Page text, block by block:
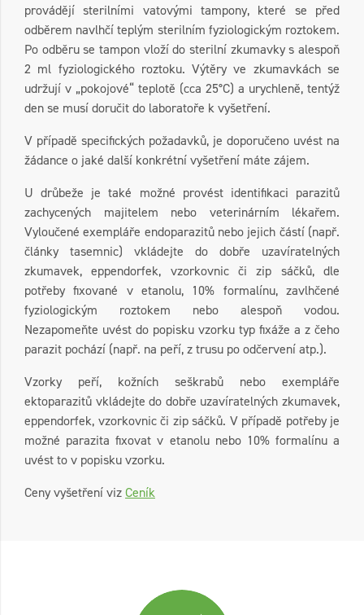
provádějí sterilními vatovými tampony, které se před
odběrem navlhčí teplým sterilním fyziologickým roztokem.
Po odběru se tampon vloží do sterilní zkumavky s alespoň
2 ml fyziologického roztoku. Výtěry ve zkumavkách se
udržují v „pokojové“ teplotě (cca 25°C) a urychleně, tentýž
den se musí doručit do laboratoře k vyšetření.
V případě specifických požadavků, je doporučeno uvést na
žádance o jaké další konkrétní vyšetření máte zájem.
U drůbeže je také možné provést identifikaci parazitů
zachycených majitelem nebo veterinárním lékařem.
Vyloučené exempláře endoparazitů nebo jejich částí (např.
články tasemnic) vkládejte do dobře uzavíratelných
zkumavek, eppendorfek, vzorkovnic či zip sáčků, dle
potřeby fixované v etanolu, 10% formalínu, zavlhčené
fyziologickým roztokem nebo alespoň vodou.
Nezapomeňte uvést do popisku vzorku typ fixáže a z čeho
parazit pochází (např. na peří, z trusu po odčervení atp.).
Vzorky peří, kožních seškrabů nebo exempláře
ektoparazitů vkládejte do dobře uzavíratelných zkumavek,
eppendorfek, vzorkovnic či zip sáčků. V případě potřeby je
možné parazita fixovat v etanolu nebo 10% formalínu a
uvést to v popisku vzorku.
Ceny vyšetření vizCeník